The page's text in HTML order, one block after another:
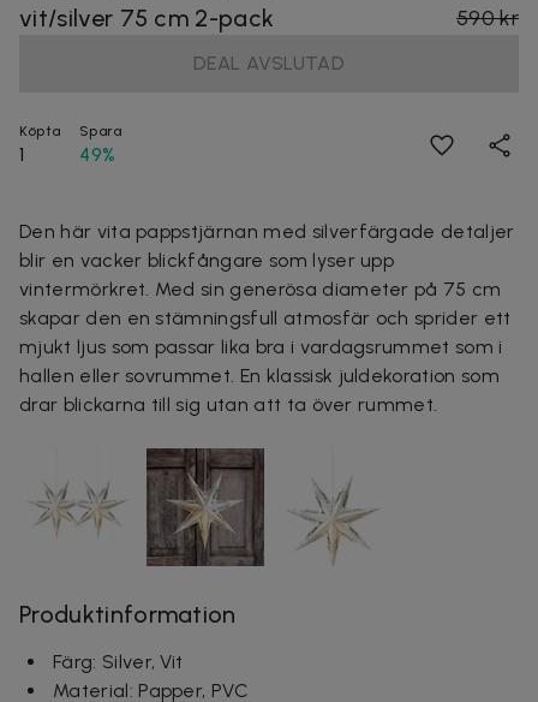
vit/silver 75 cm 2-pack
590 kr
DEAL AVSLUTAD
Köpta
1
Spara
49%
Den här vita pappstjärnan med silverfärgade detaljer
blir en vacker blickfångare som lyser upp
vintermörkret. Med sin generösa diameter på 75 cm
skapar den en stämningsfull atmosfär och sprider ett
mjukt ljus som passar lika bra i vardagsrummet som i
hallen eller sovrummet. En klassisk juldekoration som
drar blickarna till sig utan att ta över rummet.
Produktinformation
Färg: Silver, Vit
Material: Papper, PVC